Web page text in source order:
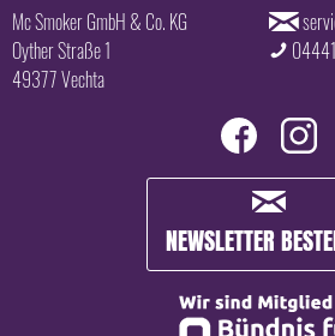
Mc Smoker GmbH & Co. KG
Oyther Straße 1
49377 Vechta
NEWSLETTER